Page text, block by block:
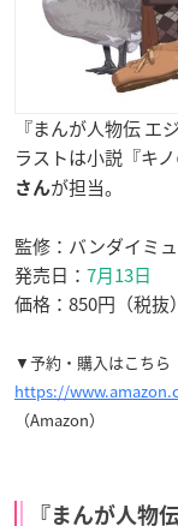
『まんが人物伝 エ
ラストは小説『キ
さんが担当。
監修：バンダイミ
発売日： 7月13日
価格：850円（税抜）
▼予約・購入はこちら
https://
（Amazon）
『まんが人